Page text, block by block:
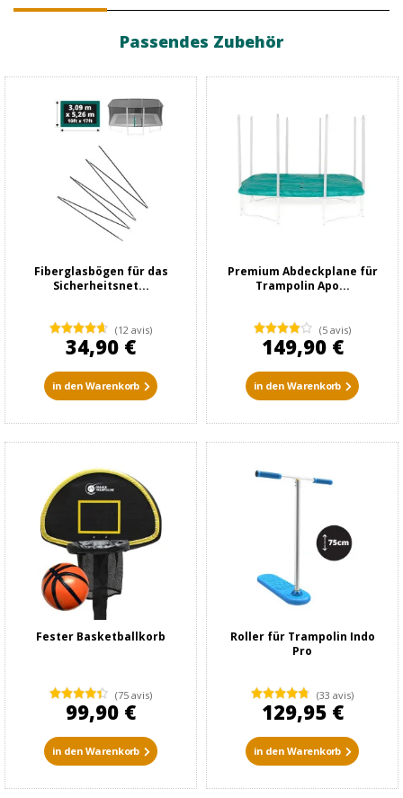
Passendes Zubehör
Fiberglasbögen für das
Sicherheitsnet...
(12 avis)
34,90 €
in den Warenkorb
Premium Abdeckplane für
Trampolin Apo...
(5 avis)
149,90 €
in den Warenkorb
Fester Basketballkorb
(75 avis)
99,90 €
in den Warenkorb
Roller für Trampolin Indo
Pro
(33 avis)
129,95 €
in den Warenkorb